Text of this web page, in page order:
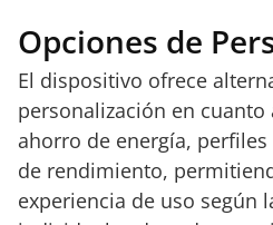
Opciones de
El dispositivo ofrece
personalización en
ahorro de energía,
de rendimiento,
experiencia de uso según